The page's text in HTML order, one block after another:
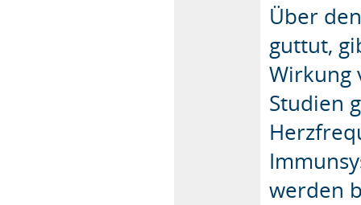
Über
guttut,
Wirkung
Studien
werden